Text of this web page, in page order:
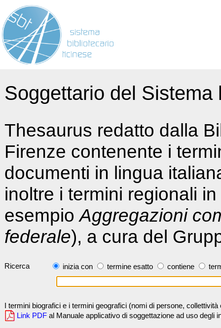
Soggettario del
Thesaurus redatto dalla
Firenze contenente i
documenti in lingua
inoltre i termini regionali
esempioAggregazioni
federale), a cura del
Ricerca inizia con termine esatto contiene
I termini biografici e i termini geografici (nomi di persone,
Link PDF al Manuale applicativo di soggettazione ad uso degli